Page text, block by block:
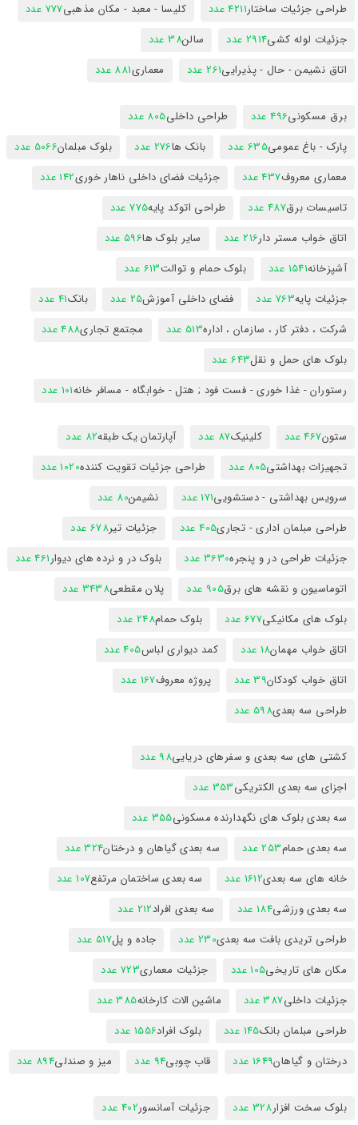
طراحی جزئیات ساختار4211 عدد کلیسا - معبد - مکان مذهبی777 عدد
جزئیات لوله کشی2914 عدد سالن38 عدد
اتاق نشیمن - حال - پذیرایی261 عدد معماری881 عدد
برق مسکونی496 عدد طراحی داخلی805 عدد
پارک - باغ عمومی635 عدد بانک ها276 عدد بلوک مبلمان5066 عدد
معماری معروف437 عدد جزئیات فضای داخلی ناهار خوری142 عدد
تاسیسات برق487 عدد طراحی اتوکد پایه775 عدد
اتاق خواب مستر دار216 عدد سایر بلوک ها596 عدد
آشپزخانه1541 عدد بلوک حمام و توالت613 عدد
جزئیات پایه763 عدد فضای داخلی آموزش25 عدد بانک41 عدد
شرکت ، دفتر کار ، سازمان ، اداره513 عدد مجتمع تجاری488 عدد
بلوک های حمل و نقل643 عدد
رستوران - غذا خوری - فست فود ; هتل - خوابگاه - مسافر خانه101 عدد
ستون467 عدد کلینیک87 عدد آپارتمان یک طبقه82 عدد
تجهیزات بهداشتی805 عدد طراحی جزئیات تقویت کننده1020 عدد
سرویس بهداشتی - دستشویی171 عدد نشیمن80 عدد
طراحی مبلمان اداری - تجاری405 عدد جزئیات تیر678 عدد
جزئیات طراحی در و پنجره3630 عدد بلوک در و نرده های دیوار461 عدد
اتوماسیون و نقشه های برق905 عدد پلان مقطعی3438 عدد
بلوک های مکانیکی677 عدد بلوک حمام248 عدد
اتاق خواب مهمان18 عدد کمد دیواری لباس405 عدد
اتاق خواب کودکان39 عدد پروژه معروف167 عدد
طراحی سه بعدی598 عدد
کشتی های سه بعدی و سفرهای دریایی98 عدد
اجزای سه بعدی الکتریکی353 عدد
سه بعدی بلوک های نگهدارنده مسکونی355 عدد
سه بعدی حمام253 عدد سه بعدی گیاهان و درختان324 عدد
خانه های سه بعدی1612 عدد سه بعدی ساختمان مرتفع107 عدد
سه بعدی ورزشی184 عدد سه بعدی افراد212 عدد
طراحی تریدی بافت سه بعدی230 عدد جاده و پل517 عدد
مکان های تاریخی105 عدد جزئیات معماری723 عدد
جزئیات داخلی387 عدد ماشین الات کارخانه385 عدد
طراحی مبلمان بانک145 عدد بلوک افراد1556 عدد
درختان و گیاهان1649 عدد قاب چوبی94 عدد میز و صندلی894 عدد
بلوک سخت افزار328 عدد جزئیات آسانسور402 عدد